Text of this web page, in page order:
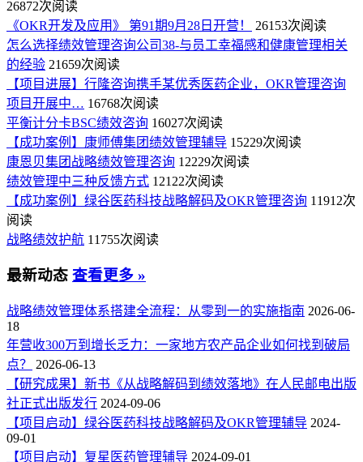
26872次阅读
《OKR开发及应用》 第91期9月28日开营！
26153次阅读
怎么选择绩效管理咨询公司38-与员工幸福感和健康管理相关
的经验 21659次阅读
【项目进展】行隆咨询携手某优秀医药企业，OKR管理咨询
项目开展中… 16768次阅读
平衡计分卡BSC绩效咨询 16027次阅读
【成功案例】康师傅集团绩效管理辅导 15229次阅读
康恩贝集团战略绩效管理咨询 12229次阅读
绩效管理中三种反馈方式 12122次阅读
【成功案例】绿谷医药科技战略解码及OKR管理咨询 11912次
阅读
战略绩效护航 11755次阅读
最新动态 查看更多 »
战略绩效管理体系搭建全流程：从零到一的实施指南 2026-06-
18
年营收300万到增长乏力：一家地方农产品企业如何找到破局
点？
2026-06-13
【研究成果】新书《从战略解码到绩效落地》在人民邮电出版
社正式出版发行 2024-09-06
【项目启动】绿谷医药科技战略解码及OKR管理辅导 2024-
09-01
【项目启动】复星医药管理辅导 2024-09-01